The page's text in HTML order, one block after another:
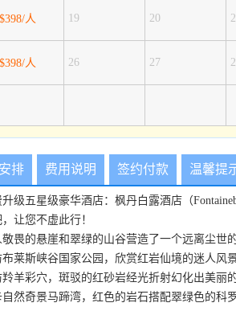
$398/人 19 20
$398/人 26 27
排 费用说明 签约付款 温馨提
级五星级豪华酒店：枫丹白露酒店（
让您不虚此行！
敬畏的悬崖和翠绿的山谷营造了一个远离尘世
布莱斯峡谷国家公园，欣赏红岩仙境的迷人风
羚羊彩穴，斑驳的红砂岩经光折射幻化出美丽
自然奇景马蹄湾，红色的岩石搭配翠绿色的科